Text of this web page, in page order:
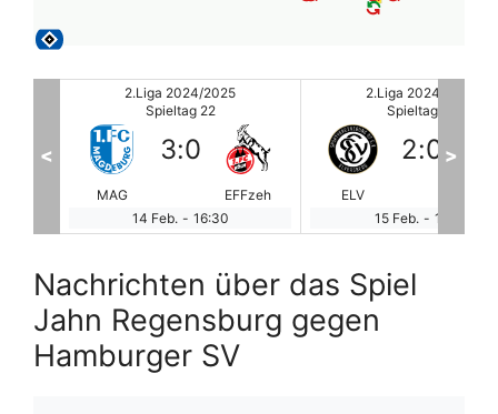
2.Liga 2024/2025
Spieltag 22
ELV
2:0
GRE
15 Feb. - 11:00
2.Liga 2024/2025
Spieltag 22
FCK
0:0
15 Feb. - 11:00
< >
Nachrichten über das Spiel
Jahn Regensburg gegen
Hamburger SV